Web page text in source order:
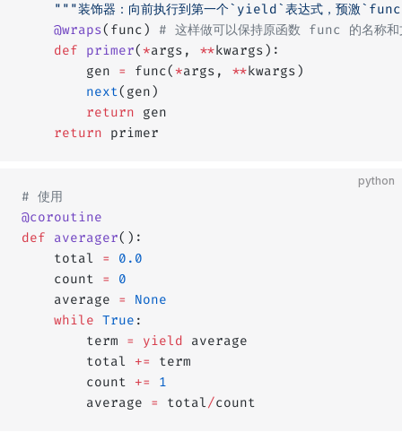
"""装饰器：向前执行到第一个`yield`表达式，预激
    @wraps
(func) # 这样做可以保持原函数 func 的名称和
    def
primer(*args, **kwargs):
        gen
= func(*args, **kwargs)
        next
(gen)
        return
gen
    return
primer
python
# 使用
@coroutine
def averager():
    total
=
0.0
    count
=
0
    average
=
None
    while
True :
        term
= yield
average
        total
+=
term
        count
+=
1
        average
= total/count